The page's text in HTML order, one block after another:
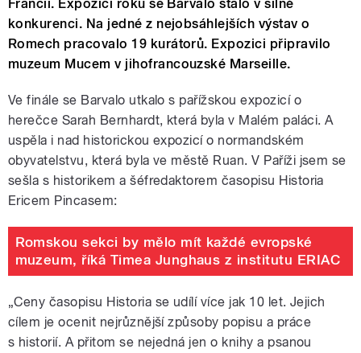
Francii. Expozicí roku se Barvalo stalo v silné
konkurenci. Na jedné z nejobsáhlejších výstav o
Romech pracovalo 19 kurátorů. Expozici připravilo
muzeum Mucem v jihofrancouzské Marseille.
Ve finále se Barvalo utkalo s pařížskou expozicí o
herečce Sarah Bernhardt, která byla v Malém paláci. A
uspěla i nad historickou expozicí o normandském
obyvatelstvu, která byla ve městě Ruan. V Paříži jsem se
sešla s historikem a šéfredaktorem časopisu Historia
Ericem Pincasem:
Romskou sekci by mělo mít každé evropské
muzeum, říká Timea Junghaus z institutu ERIAC
„Ceny časopisu Historia se udílí více jak 10 let. Jejich
cílem je ocenit nejrůznější způsoby popisu a práce
s historií. A přitom se nejedná jen o knihy a psanou